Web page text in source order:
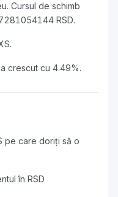
Cursul de schimb
RSD.
crescut cu 4.49%.
pe care doriți să o
în RSD